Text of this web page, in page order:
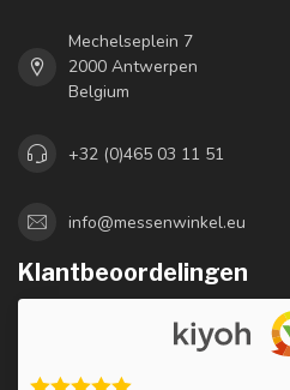
Mechelseplein 7
2000 Antwerpen
Belgium
+32 (0)465 03 11 51
info@messenwinkel.eu
Klantbeoordelingen